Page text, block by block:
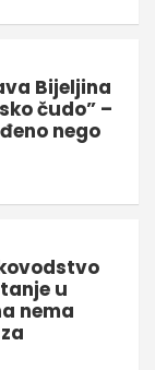
Bijeljina
čudo” –
nego
u
nema